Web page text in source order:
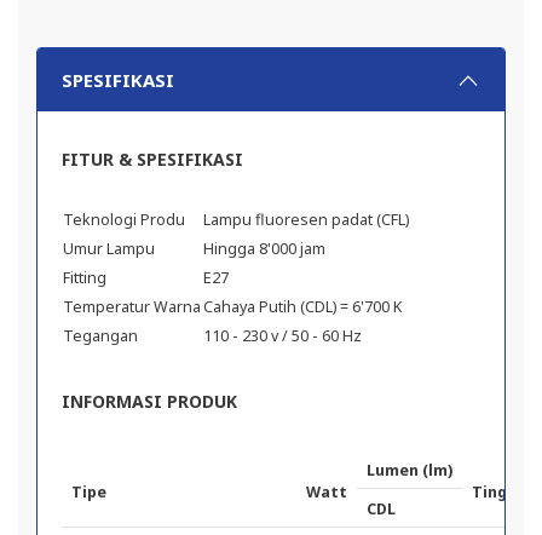
SPESIFIKASI
FITUR & SPESIFIKASI
Teknologi Produ
Lampu fluoresen padat (CFL)
Umur Lampu
Hingga 8'000 jam
Fitting
E27
Temperatur WarnaCahaya Putih (CDL) = 6'700 K
Tegangan
110 - 230 v / 50 - 60 Hz
INFORMASI PRODUK
Tipe Watt
Lumen (lm)
Tinggi
CDL